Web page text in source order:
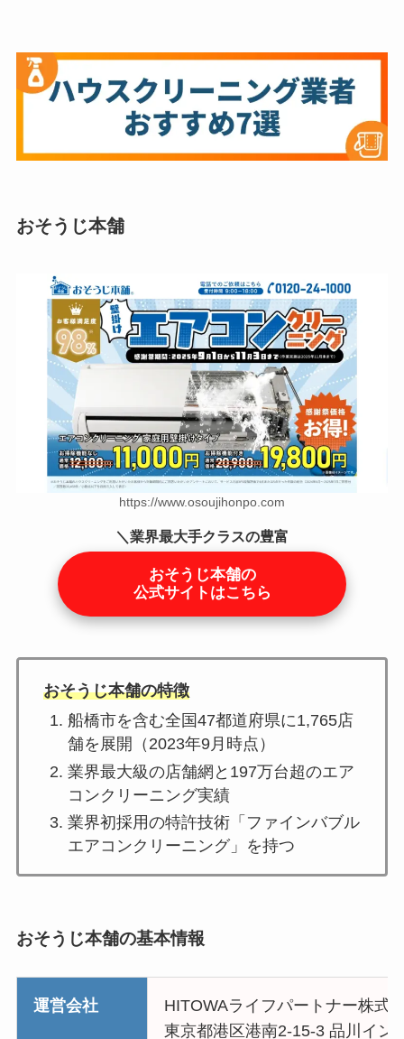
おそうじ本舗
https://www.osoujihonpo.com
＼業界最大手クラスの豊富
おそうじ本舗の
公式サイトはこちら
おそうじ本舗の特徴
船橋市を含む全国47都道府県に1,765店
舗を展開（2023年9月時点）
業界最大級の店舗網と197万台超のエア
コンクリーニング実績
業界初採用の特許技術「ファインバブル
エアコンクリーニング」を持つ
おそうじ本舗の基本情報
運営会社
HITOWAライフパートナー株式
東京都港区港南2-15-3 品川イン